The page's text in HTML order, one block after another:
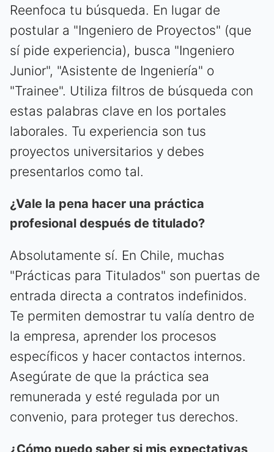
Reenfoca tu búsqueda. En lugar de
postular a "Ingeniero de Proyectos" (que
sí pide experiencia), busca "Ingeniero
Junior", "Asistente de Ingeniería" o
"Trainee". Utiliza filtros de búsqueda con
estas palabras clave en los portales
laborales. Tu experiencia son tus
proyectos universitarios y debes
presentarlos como tal.
¿Vale la pena hacer una práctica
profesional después de titulado?
Absolutamente sí. En Chile, muchas
"Prácticas para Titulados" son puertas de
entrada directa a contratos indefinidos.
Te permiten demostrar tu valía dentro de
la empresa, aprender los procesos
específicos y hacer contactos internos.
Asegúrate de que la práctica sea
remunerada y esté regulada por un
convenio, para proteger tus derechos.
¿Cómo puedo saber si mis expectativas